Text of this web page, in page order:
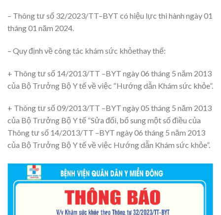
– Thông tư số 32/2023/TT–BYT có hiệu lực thi hành ngày 01
tháng 01 năm 2024.
– Quy định về công tác khám sức khỏethay thế:
+ Thông tư số 14/2013/TT –BYT ngày 06 tháng 5 năm 2013
của Bộ Trưởng Bộ Y tế về việc “Hướng dẫn Khám sức khỏe”.
+ Thông tư số 09/2013/TT –BYT ngày 05 tháng 5 năm 2013
của Bộ Trưởng Bộ Y tế “Sửa đổi, bổ sung một số điều của
Thông tư số 14/2013/TT –BYT ngày 06 tháng 5 năm 2013
của Bộ Trưởng Bộ Y tế về việc Hướng dẫn Khám sức khỏe”.